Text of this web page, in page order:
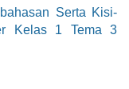
Serta Kisi-
Kelas 1 Tema 3